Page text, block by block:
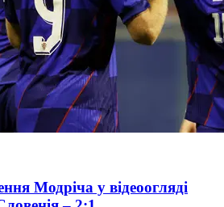
Модріча у відеоогляді